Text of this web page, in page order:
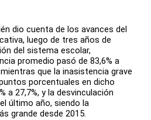
dio cuenta de los avances del
luego de tres años de
del sistema escolar,
promedio pasó de 83,6% a
que la inasistencia grave
porcentuales en dicho
a 27,7%, y la desvinculación
último año, siendo la
grande desde 2015.